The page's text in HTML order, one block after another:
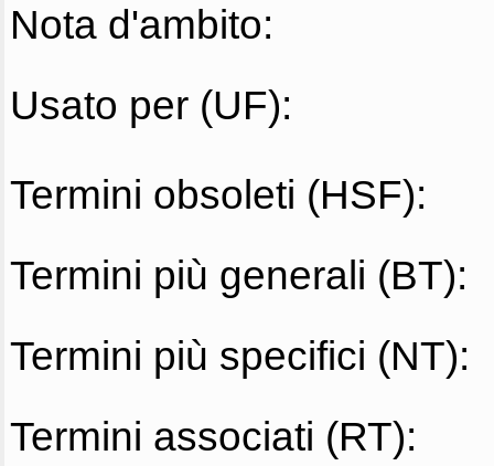
Nota d'ambito:
Usato per (UF):
Termini obsoleti (HSF):
Termini più generali (BT):
Termini più specifici (NT):
Termini associati (RT):